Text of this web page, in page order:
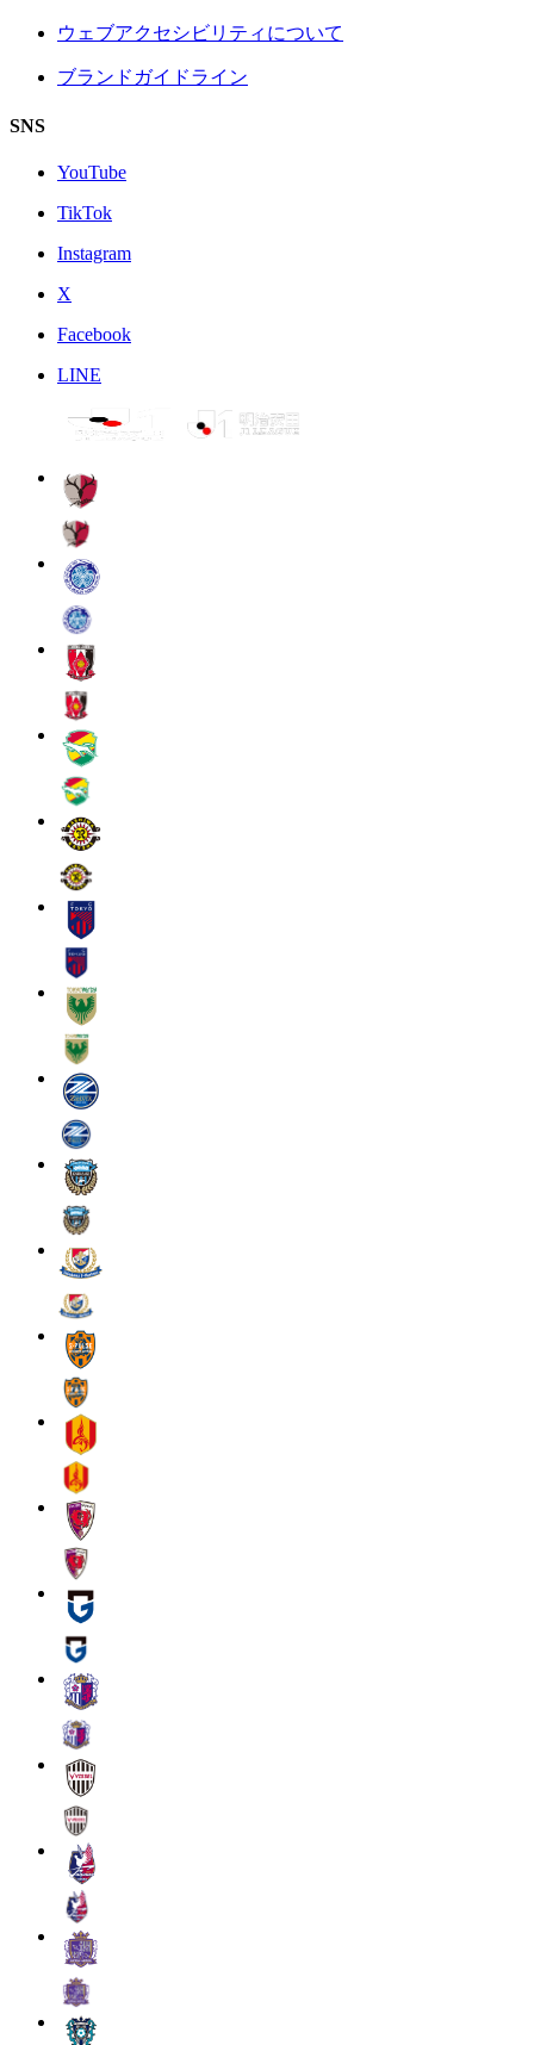
ウェブアクセシビリティについて
ブランドガイドライン
SNS
YouTube
TikTok
Instagram
X
Facebook
LINE